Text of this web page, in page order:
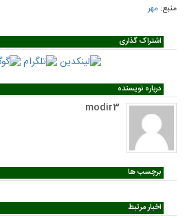
منبع: مهر
اشتراک گذاری
درباره نویسنده
modir3
برچسب ها
اخبار مرتبط